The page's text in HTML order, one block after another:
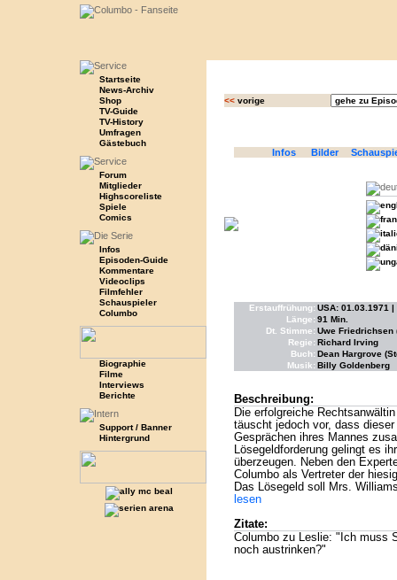
Startseite
News-Archiv
Shop
TV-Guide
TV-History
Umfragen
Gästebuch
Forum
Mitglieder
Highscoreliste
Spiele
Comics
Infos
Episoden-Guide
Kommentare
Videoclips
Filmfehler
Schauspieler
Columbo
Biographie
Filme
Interviews
Berichte
Support / Banner
Hintergrund
<<vorige
Infos Bilder
Erstauffrühung: USA: 01.03.1971 |
Länge: 91 Min.
Dt. Stimme: Uwe Friedrichsen
Regie: Richard Irving
Buch: Dean Hargrove
Musik: Billy Goldenberg
Beschreibung:
Die erfolgreiche
täuscht jedoch vor, dass
Gesprächen ihres Mannes
Lösegeldforderung gelingt es
überzeugen. Neben den
Columbo als Vertreter der
Das Lösegeld soll Mrs.
lesen
Zitate:
Columbo zu Leslie: "Ich muss
noch austrinken?"